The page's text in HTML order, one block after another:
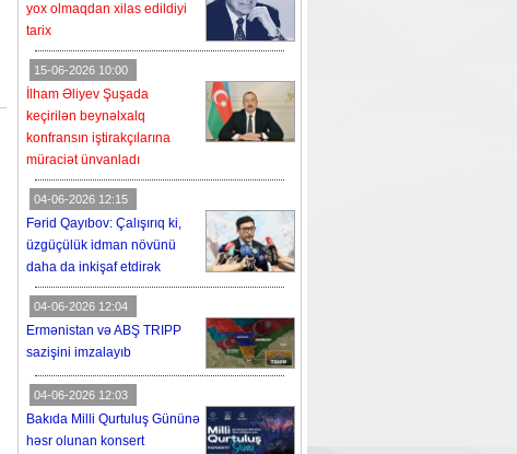
yox olmaqdan xilas edildiyi
tarix
15-06-2026 10:00
İlham Əliyev Şuşada
keçirilən beynəlxalq
konfransın iştirakçılarına
müraciət ünvanladı
04-06-2026 12:15
Fərid Qayıbov: Çalışırıq ki,
üzgüçülük idman növünü
daha da inkişaf etdirək
04-06-2026 12:04
Ermənistan və ABŞ TRIPP
sazişini imzalayıb
04-06-2026 12:03
Bakıda Milli Qurtuluş Gününə
həsr olunan konsert